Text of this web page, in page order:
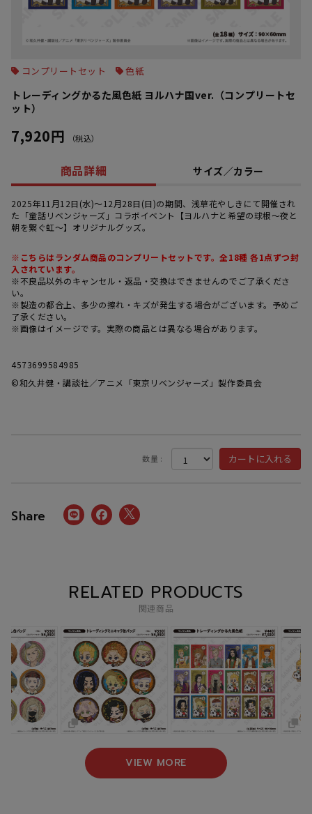
コンプリートセット 色紙
トレーディングかるた風色紙 ヨルハナ国ver.（コンプリートセ
ット）
7,920円 （税込）
商品詳細 サイズ／カラー
2025年11月12日(水)～12月28日(日)の期間、浅草花やしきにて開催され
た「童話リベンジャーズ」コラボイベント【ヨルハナと希望の球根～夜と
朝を繋ぐ虹～】オリジナルグッズ。
※こちらはランダム商品のコンプリートセットです。全18種 各1点ずつ封
入されています。
※不良品以外のキャンセル・返品・交換はできませんのでご了承くださ
い。
※製造の都合上、多少の擦れ・キズが発生する場合がございます。予めご
了承ください。
※画像はイメージです。実際の商品とは異なる場合があります。
4573699584985
©和久井健・講談社／アニメ「東京リベンジャーズ」製作委員会
数量 :
RELATED PRODUCTS
関連商品
VIEW MORE